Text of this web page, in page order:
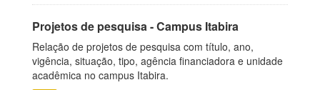
Projetos de pesquisa - Campus Itabira
Relação de projetos de pesquisa com título, ano,
vigência, situação, tipo, agência financiadora e unidade
acadêmica no campus Itabira.